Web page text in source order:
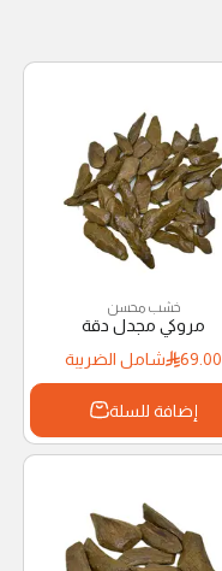
خشب محسن
مروكي مجدل دقة
69.00
شامل الضريبة
إضافة للسلة